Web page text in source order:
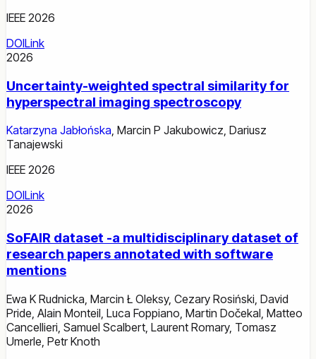
IEEE 2026
DOILink
2026
Uncertainty-weighted spectral similarity for
hyperspectral imaging spectroscopy
Katarzyna Jabłońska, Marcin P Jakubowicz, Dariusz
Tanajewski
IEEE 2026
DOILink
2026
SoFAIR dataset -a multidisciplinary dataset of
research papers annotated with software
mentions
Ewa K Rudnicka Marcin Ł Oleksy, Cezary Rosiński David
Pride Alain Monteil Luca Foppiano Martin Dočekal Matteo
Cancellieri Samuel Scalbert Laurent Romary, Tomasz
Umerle Petr Knoth